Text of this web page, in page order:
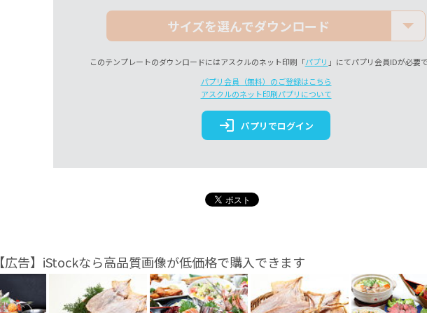
サイズを選んでダウンロード
このテンプレートのダウンロードにはアスクルのネット印刷「パプリ 」にてパプリ会員IDが必要で
パプリ会員（無料）のご登録はこちら
アスクルのネット印刷パプリについて
login パプリでログイン
【広告】iStockなら高品質画像が低価格で購入できます